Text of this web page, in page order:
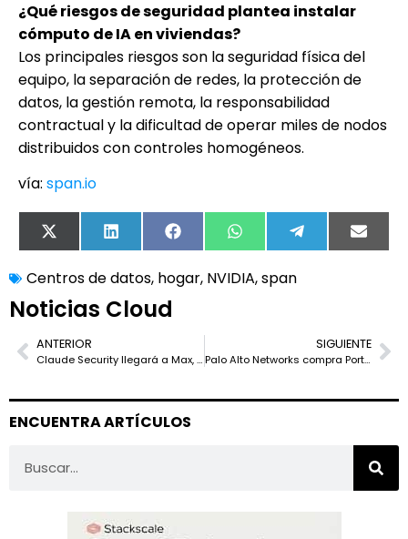
¿Qué riesgos de seguridad plantea instalar
cómputo de IA en viviendas?
Los principales riesgos son la seguridad física del
equipo, la separación de redes, la protección de
datos, la gestión remota, la responsabilidad
contractual y la dificultad de operar miles de nodos
distribuidos con controles homogéneos.
vía: span.io
X
(Twitter)
LinkedIn FacebookWhatsApp TelegramEmail
Centros de datos, hogar, NVIDIA,span
Noticias Cloud
ANTERIOR
Claude Security llegará a Max, pero Anthropic aún no pone fecha
SIGUIENTE
Palo Alto Networks compra Portkey para blindar los agentes de IA
ENCUENTRA ARTÍCULOS